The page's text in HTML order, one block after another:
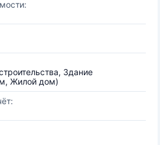
Здание
Жилой дом)